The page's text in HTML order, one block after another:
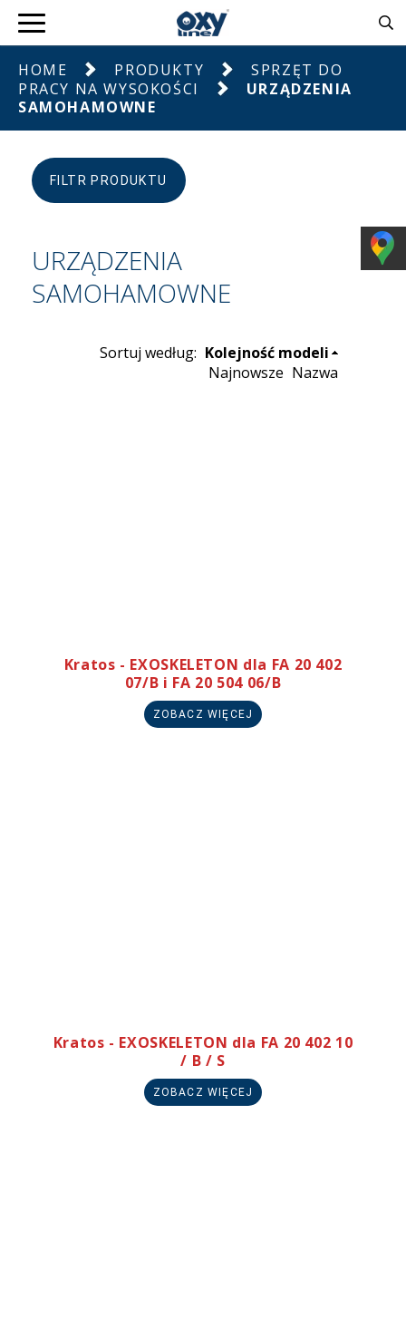
HOME PRODUKTY
SPRZĘT DO
PRACY NA WYSOKOŚCI
URZĄDZENIA
SAMOHAMOWNE
FILTR PRODUKTU
URZĄDZENIA
SAMOHAMOWNE
Sortuj według: Kolejność modeli
Najnowsze Nazwa
Kratos - EXOSKELETON dla FA 20 402
07/B i FA 20 504 06/B
ZOBACZ WIĘCEJ
Kratos - EXOSKELETON dla FA 20 402 10
/ B / S
ZOBACZ WIĘCEJ